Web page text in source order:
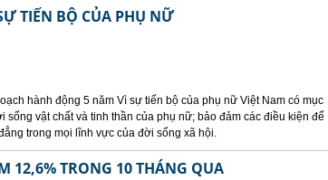
TIẾN BỘ CỦA PHỤ NỮ
hành động 5 năm Vì sự tiến bộ của phụ nữ Việt Nam có mục
vật chất và tinh thần của phụ nữ; bảo đảm các điều kiện để
trong mọi lĩnh vực của đời sống xã hội.
12,6% TRONG 10 THÁNG QUA